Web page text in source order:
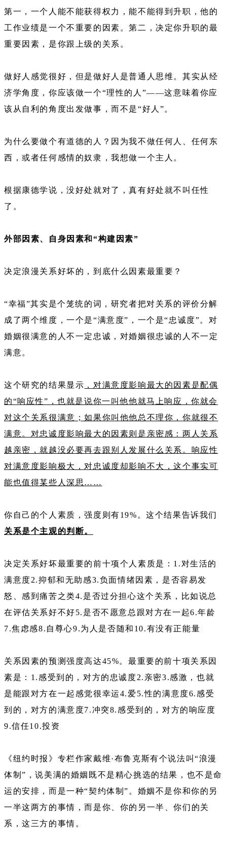
第一，一个人能不能获得权力，能不能得到升职，他的
工作业绩是一个不重要的因素。第二，决定你升职的最
重要因素，是你跟上级的关系。
做好人感觉很好，但是做好人是普通人思维。其实从经
济学角度，你应该做一个“理性的人”——这意味着你应
该从自利的角度出发做事，而不是“好人”。
为什么要做个有道德的人？因为我不做任何人、任何东
西，或者任何感情的奴隶，我想做一个主人。
根据康德学说，没好处就对了，真有好处就不叫任性
了。
外部因素、自身因素和“构建因素”
决定浪漫关系好坏的，到底什么因素最重要？
“幸福”其实是个笼统的词，研究者把对关系的评价分解
成了两个维度，一个是“满意度”，一个是“忠诚度”。对
婚姻很满意的人不一定忠诚，对婚姻很忠诚的人不一定
满意。
这个研究的结果显示 ，对满意度影响最大的因素是配偶
的“响应性”，也就是说你一叫他他就马上响应，你就会
对这个关系很满意；如果你叫他他总不理你，你就很不
满意。对忠诚度影响最大的因素则是亲密感：两人关系
越亲密，就越没必要再去跟别人发展什么关系。响应性
对满意度影响极大，对忠诚度却影响不大，这个事实可
能也值得某些人深思……
你自己的个人素质，强度则有19%。这个结果告诉我们
关系是个主观的判断。
决定关系好坏最重要的前十项个人素质是：1.对生活的
满意度2.抑郁和无助感3.负面情绪因素，是否容易发
怒、感到痛苦之类4.是否过分担心这个关系，比如说总
在评估关系好不好5.是否不愿意总跟对方在一起6.年龄
7.焦虑感8.自尊心9.为人是否随和10.有没有正能量
关系因素的预测强度高达45%。最重要的前十项关系因
素是：1.感受到的，对方的忠诚度2.亲密3.感激，也就
是能跟对方在一起感觉很幸运4.爱5.性的满意度6.感受
到的，对方的满意度7.冲突8.感受到的，对方的响应度
9.信任10.投资
《纽约时报》专栏作家戴维·布鲁克斯有个说法叫“浪漫
体制”，说美满的婚姻既不是精心挑选的结果，也不是命
运的安排，而是一种“契约体制”。婚姻不是你和你的另
一半这两方的事情，而是你、你的另一半、你们的关
系，这三方的事情。